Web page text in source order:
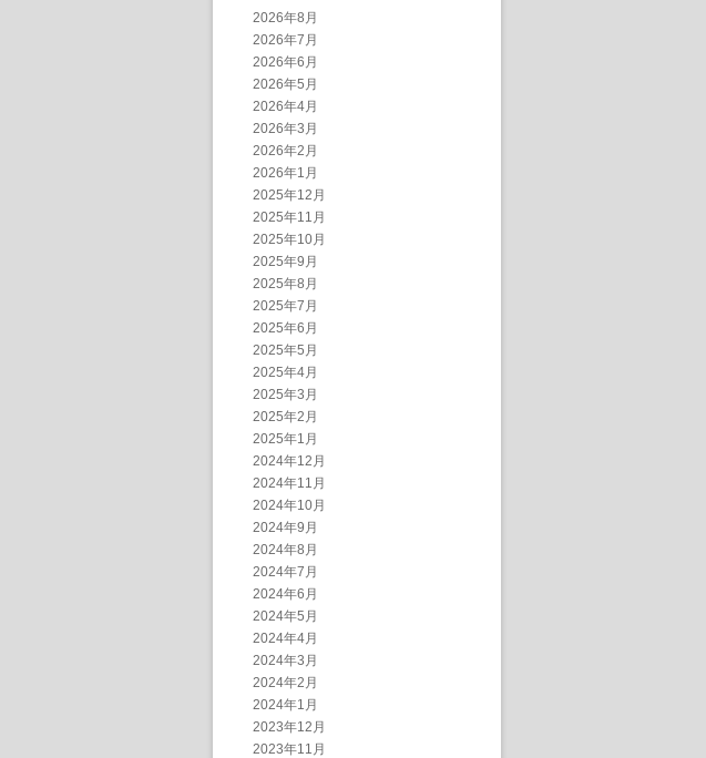
2026年8月
2026年7月
2026年6月
2026年5月
2026年4月
2026年3月
2026年2月
2026年1月
2025年12月
2025年11月
2025年10月
2025年9月
2025年8月
2025年7月
2025年6月
2025年5月
2025年4月
2025年3月
2025年2月
2025年1月
2024年12月
2024年11月
2024年10月
2024年9月
2024年8月
2024年7月
2024年6月
2024年5月
2024年4月
2024年3月
2024年2月
2024年1月
2023年12月
2023年11月